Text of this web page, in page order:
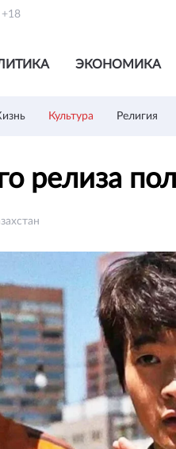
+18
ЭКОНОМИКА
Культура Религия
релиза